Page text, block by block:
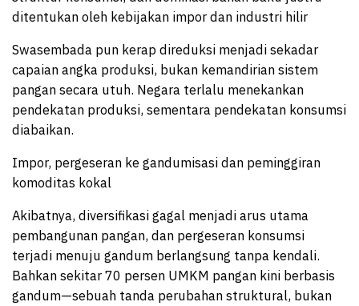
ditentukan oleh kebijakan impor dan industri hilir
Swasembada pun kerap direduksi menjadi sekadar
capaian angka produksi, bukan kemandirian sistem
pangan secara utuh. Negara terlalu menekankan
pendekatan produksi, sementara pendekatan konsumsi
diabaikan.
Impor, pergeseran ke gandumisasi dan peminggiran
komoditas kokal
Akibatnya, diversifikasi gagal menjadi arus utama
pembangunan pangan, dan pergeseran konsumsi
terjadi menuju gandum berlangsung tanpa kendali.
Bahkan sekitar 70 persen UMKM pangan kini berbasis
gandum—sebuah tanda perubahan struktural, bukan